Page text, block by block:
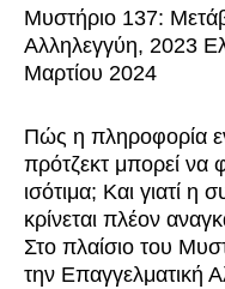
Μυστήριο 137:
Αλληλεγγύη, 2023
Μαρτίου 2024
Πώς η πληροφορία
πρότζεκτ μπορεί να
ισότιμα; Και γιατί η
κρίνεται πλέον
Στο πλαίσιο του
την Επαγγελματική